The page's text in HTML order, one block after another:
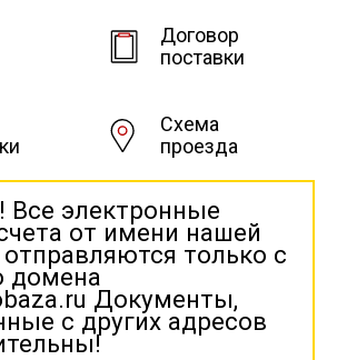
Договор
поставки
Схема
проезда
Все электронные
от имени нашей
только с
домена
Документы,
с других адресов